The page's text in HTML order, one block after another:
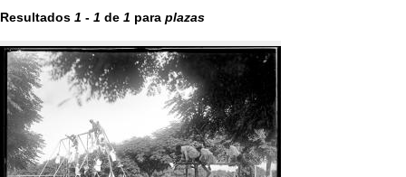
Resultados 1 - 1 de 1 para plazas